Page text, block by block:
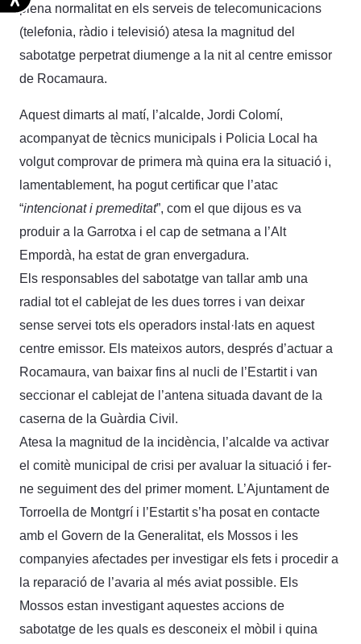
plena normalitat en els serveis de telecomunicacions
(telefonia, ràdio i televisió) atesa la magnitud del
sabotatge perpetrat diumenge a la nit al centre emissor
de Rocamaura.
Aquest dimarts al matí, l’alcalde, Jordi Colomí,
acompanyat de tècnics municipals i Policia Local ha
volgut comprovar de primera mà quina era la situació i,
lamentablement, ha pogut certificar que l’atac
“intencionat i premeditat”, com el que dijous es va
produir a la Garrotxa i el cap de setmana a l’Alt
Empordà, ha estat de gran envergadura.
Els responsables del sabotatge van tallar amb una
radial tot el cablejat de les dues torres i van deixar
sense servei tots els operadors instal·lats en aquest
centre emissor. Els mateixos autors, després d’actuar a
Rocamaura, van baixar fins al nucli de l’Estartit i van
seccionar el cablejat de l’antena situada davant de la
caserna de la Guàrdia Civil.
Atesa la magnitud de la incidència, l’alcalde va activar
el comitè municipal de crisi per avaluar la situació i fer-
ne seguiment des del primer moment. L’Ajuntament de
Torroella de Montgrí i l’Estartit s’ha posat en contacte
amb el Govern de la Generalitat, els Mossos i les
companyies afectades per investigar els fets i procedir a
la reparació de l’avaria al més aviat possible. Els
Mossos estan investigant aquestes accions de
sabotatge de les quals es desconeix el mòbil i quina